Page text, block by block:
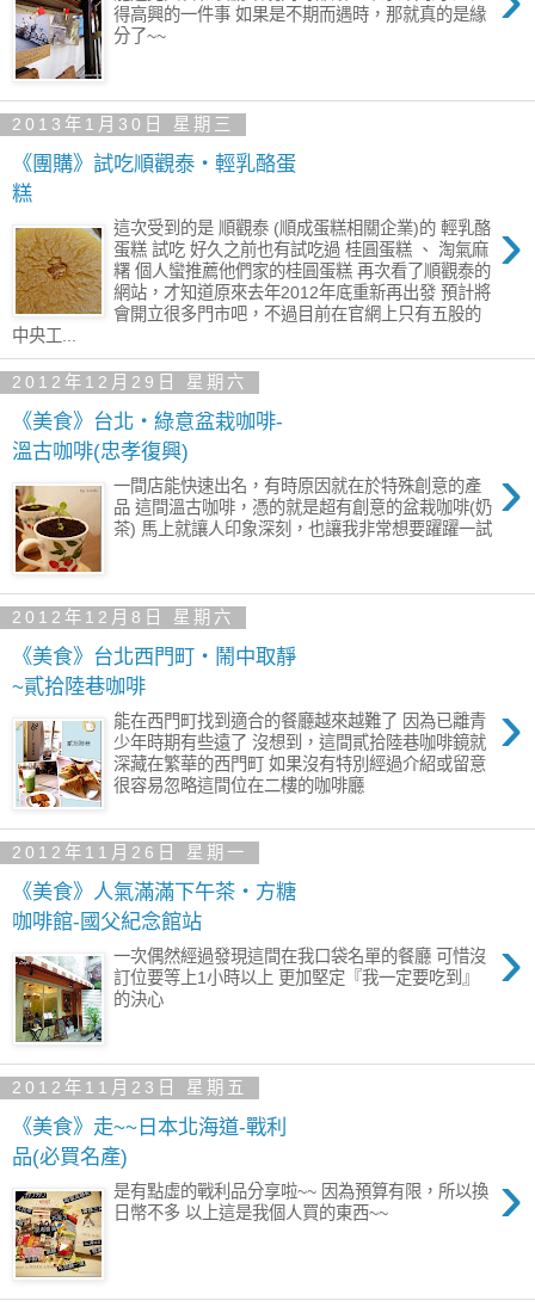
得高興的一件事 如果是不期而遇時，那就真的是緣
分了~~
2013年1月30日 星期三
《團購》試吃順觀泰‧輕乳酪蛋
糕
›
這次受到的是 順觀泰 (順成蛋糕相關企業)的 輕乳酪
蛋糕 試吃 好久之前也有試吃過 桂圓蛋糕 、 淘氣麻
糬 個人蠻推薦他們家的桂圓蛋糕 再次看了順觀泰的
網站，才知道原來去年2012年底重新再出發 預計將
會開立很多門市吧，不過目前在官網上只有五股的
中央工...
2012年12月29日 星期六
《美食》台北‧綠意盆栽咖啡-
溫古咖啡(忠孝復興)
›
一間店能快速出名，有時原因就在於特殊創意的產
品 這間溫古咖啡，憑的就是超有創意的盆栽咖啡(奶
茶) 馬上就讓人印象深刻，也讓我非常想要躍躍一試
2012年12月8日 星期六
《美食》台北西門町‧鬧中取靜
~貳拾陸巷咖啡
›
能在西門町找到適合的餐廳越來越難了 因為已離青
少年時期有些遠了 沒想到，這間貳拾陸巷咖啡鏡就
深藏在繁華的西門町 如果沒有特別經過介紹或留意
很容易忽略這間位在二樓的咖啡廳
2012年11月26日 星期一
《美食》人氣滿滿下午茶‧方糖
咖啡館-國父紀念館站
›
一次偶然經過發現這間在我口袋名單的餐廳 可惜沒
訂位要等上1小時以上 更加堅定『我一定要吃到』
的決心
2012年11月23日 星期五
《美食》走~~日本北海道-戰利
品(必買名產)
›
是有點虛的戰利品分享啦~~ 因為預算有限，所以換
日幣不多 以上這是我個人買的東西~~